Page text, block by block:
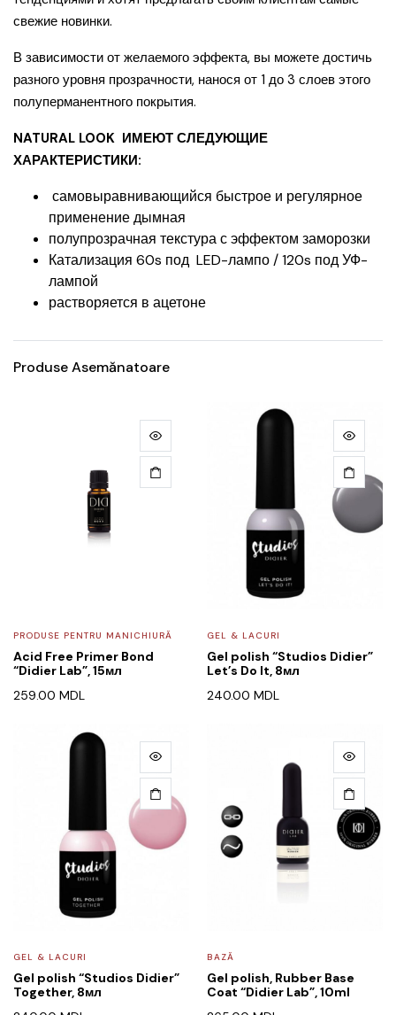
свежие новинки.
В зависимости от желаемого эффекта, вы можете достичь
разного уровня прозрачности, нанося от 1 до 3 слоев этого
полуперманентного покрытия.
NATURAL LOOK ИМЕЮТ СЛЕДУЮЩИЕ
ХАРАКТЕРИСТИКИ:
самовыравнивающийся быстрое и регулярное
применение дымная
полупрозрачная текстура с эффектом заморозки
Катализация 60s под LED-лампо / 120s под УФ-
лампой
растворяется в ацетоне
Produse Asemănatoare
PRODUSE PENTRU MANICHIURĂ
Acid Free Primer Bond
“Didier Lab”, 15мл
259.00 MDL
GEL & LACURI
Gel polish “Studios Didier”
Let’s Do It, 8мл
240.00 MDL
GEL & LACURI
Gel polish “Studios Didier”
Together, 8мл
BAZĂ
Gel polish, Rubber Base
Coat “Didier Lab”, 10ml